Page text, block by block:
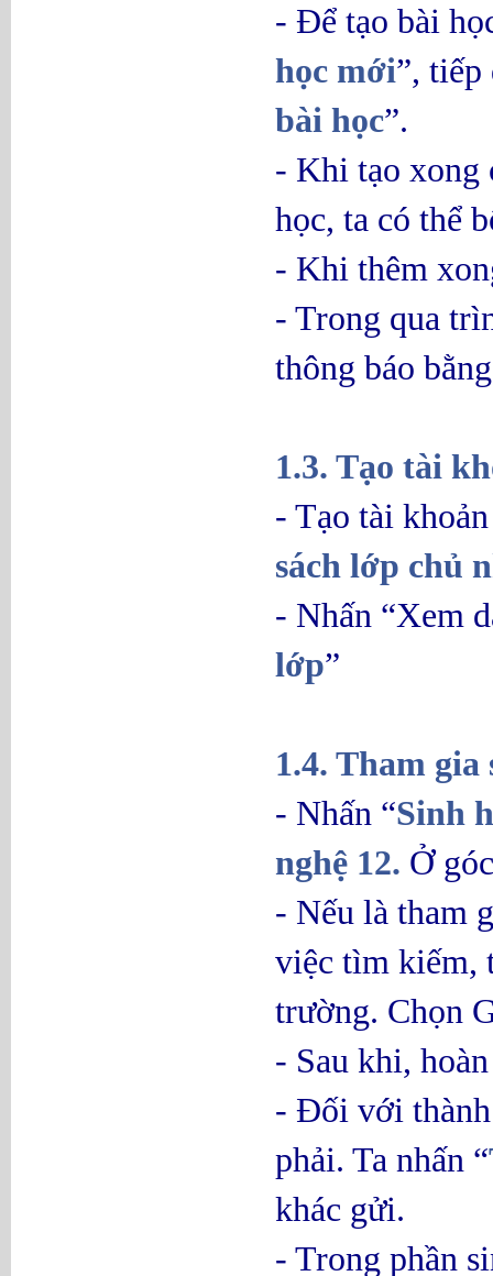
- Để tạo bài
học mới”, tiếp
bài học”.
- Khi tạo xong
học, ta có thể
- Khi thêm
- Trong qua
thông báo
1.3. Tạo tài
- Tạo tài
sách lớp chủ
- Nhấn “Xem
lớp”
1.4. Tham
- Nhấn “Sinh
nghệ 12. Ở
- Nếu là tham
việc tìm kiếm,
trường. Chọn
- Sau khi,
- Đối với thành
phải. Ta nhấn “
khác gửi.
- Trong phần